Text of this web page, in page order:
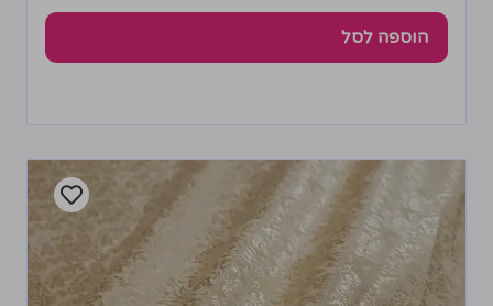
הוספה לסל